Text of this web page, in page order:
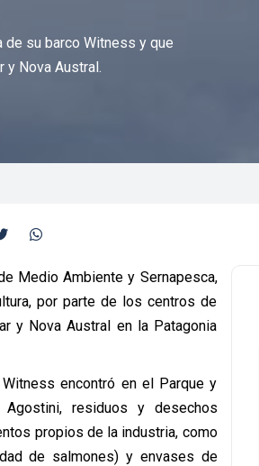
de su barco Witness y que
y Nova Austral.
Medio Ambiente y Sernapesca,
por parte de los centros de
y Nova Austral en la Patagonia
encontró en el Parque y
residuos y desechos
propios de la industria, como
de salmones) y envases de